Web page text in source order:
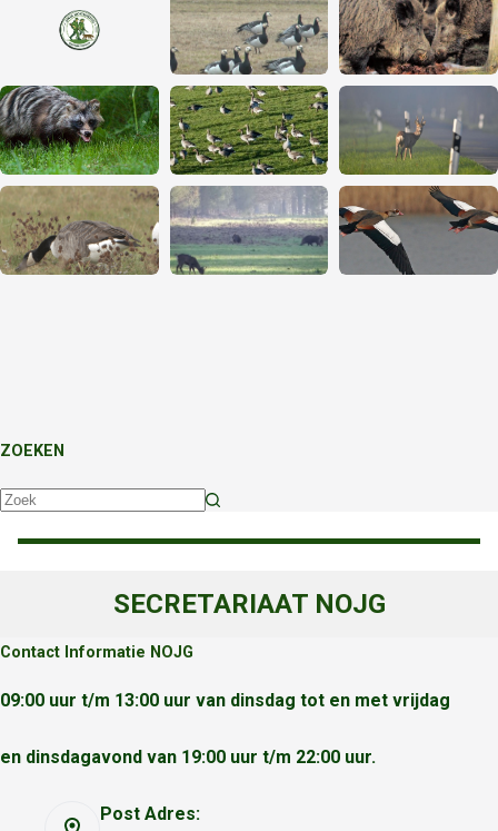
ZOEKEN
SECRETARIAAT NOJG
Contact Informatie NOJG
09:00 uur t/m 13:00 uur van dinsdag tot en met vrijdag
en dinsdagavond van 19:00 uur t/m 22:00 uur.
Post Adres: